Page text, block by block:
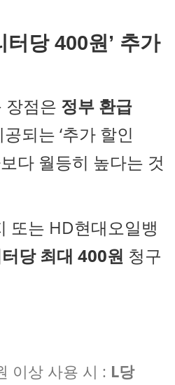
터당 400원’ 추가
장점은 정부 환급
되는 ‘추가 할인
다 월등히 높다는 것
또는 HD현대오일뱅
당 최대 400원 청구
이상 사용 시 : L당